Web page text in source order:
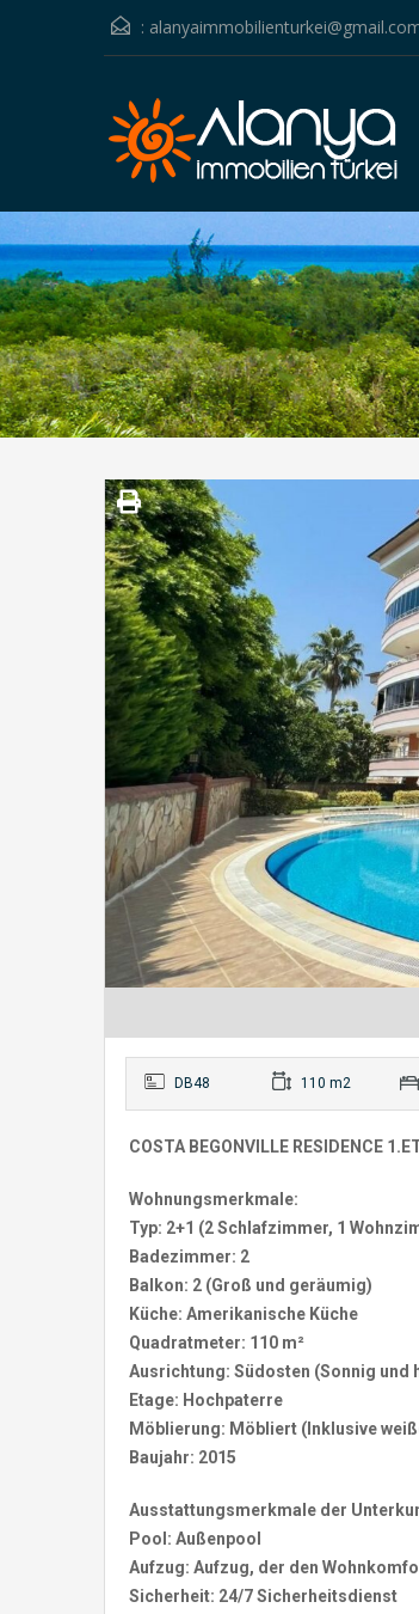
:
DB48 110 m2
COSTA BEGONVILLE RESIDENCE
Wohnungsmerkmale:
Typ: 2+1 (2 Schlafzimmer, 1
Badezimmer: 2
Balkon: 2 (Groß und geräumig)
Küche: Amerikanische Küche
Quadratmeter: 110 m²
Ausrichtung: Südosten (Sonnig und
Etage: Hochpaterre
Möblierung: Möbliert (Inklusive
Baujahr: 2015
Ausstattungsmerkmale der
Pool: Außenpool
Aufzug: Aufzug, der den
Sicherheit: 24/7 Sicherheitsdienst